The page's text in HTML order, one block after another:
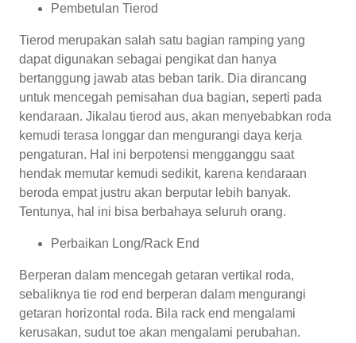
Pembetulan Tierod
Tierod merupakan salah satu bagian ramping yang
dapat digunakan sebagai pengikat dan hanya
bertanggung jawab atas beban tarik. Dia dirancang
untuk mencegah pemisahan dua bagian, seperti pada
kendaraan. Jikalau tierod aus, akan menyebabkan roda
kemudi terasa longgar dan mengurangi daya kerja
pengaturan. Hal ini berpotensi mengganggu saat
hendak memutar kemudi sedikit, karena kendaraan
beroda empat justru akan berputar lebih banyak.
Tentunya, hal ini bisa berbahaya seluruh orang.
Perbaikan Long/Rack End
Berperan dalam mencegah getaran vertikal roda,
sebaliknya tie rod end berperan dalam mengurangi
getaran horizontal roda. Bila rack end mengalami
kerusakan, sudut toe akan mengalami perubahan.